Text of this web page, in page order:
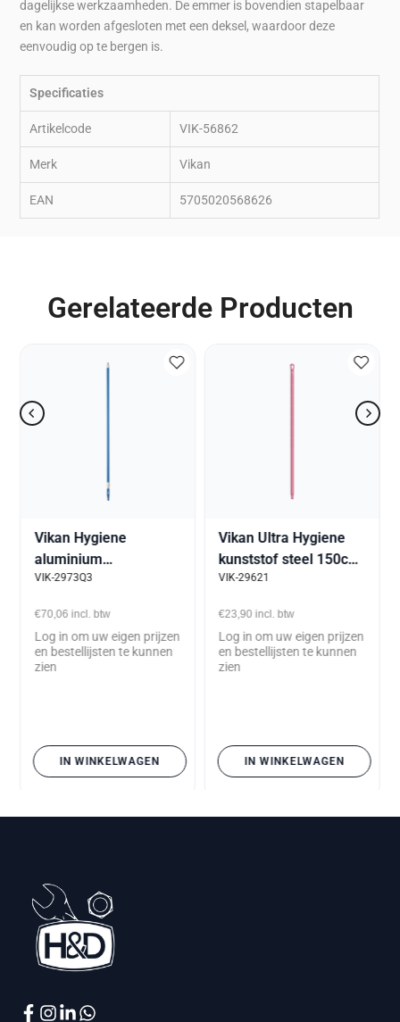
dagelijkse werkzaamheden. De emmer is bovendien stapelbaar
en kan worden afgesloten met een deksel, waardoor deze
eenvoudig op te bergen is.
Specificaties
Artikelcode VIK-56862
Merk Vikan
EAN 5705020568626
Gerelateerde Producten
Vikan Hygiene
aluminium
telescoopsteel 160-
waterdoorvoer blauw
VIK-2973Q3
€70,06 incl. btw
Log in om uw eigen prijzen
en bestellijsten te kunnen
zien
IN WINKELWAGEN
Vikan Ultra Hygiene
kunststof steel 150cm
roze
VIK-29621
€23,90 incl. btw
Log in om uw eigen prijzen
en bestellijsten te kunnen
zien
IN WINKELWAGEN